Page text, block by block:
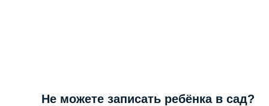
Не можете записать ребёнка в сад?